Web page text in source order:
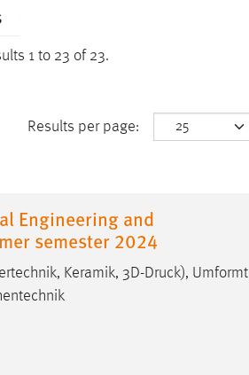
1 to 23 of 23.
Results per page:
Engineering and
semester 2024
Keramik, 3D-Druck),